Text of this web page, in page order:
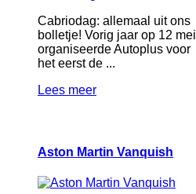
Cabriodag: allemaal uit ons
bolletje! Vorig jaar op 12 mei
organiseerde Autoplus voor
het eerst de ...
Lees meer
Aston Martin Vanquish